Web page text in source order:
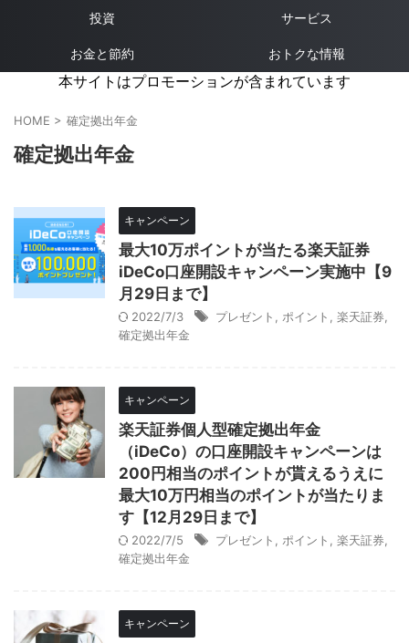
投資 サービス
お金と節約 おトクな情報
本サイトはプロモーションが含まれています
HOME > 確定拠出年金
確定拠出年金
キャンペーン
最大10万ポイントが当たる楽天証券
iDeCo口座開設キャンペーン実施中【9
月29日まで】
2022/7/3 プレゼント ポイント 楽天証券
確定拠出年金
キャンペーン
楽天証券個人型確定拠出年金
（iDeCo）の口座開設キャンペーンは
200円相当のポイントが貰えるうえに
最大10万円相当のポイントが当たりま
す【12月29日まで】
2022/7/5 プレゼント ポイント 楽天証券
確定拠出年金
キャンペーン